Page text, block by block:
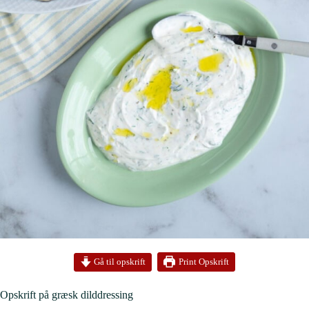
Gå til opskrift Print Opskrift
Opskrift på græsk dilddressing